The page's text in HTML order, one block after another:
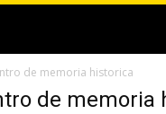
de memoria historica
de memoria